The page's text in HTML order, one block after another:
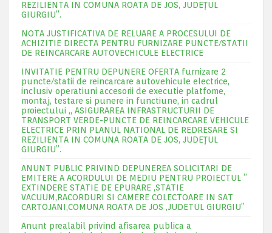
REZILIENTA IN COMUNA ROATA DE JOS, JUDEŢUL
GIURGIU”.
NOTA JUSTIFICATIVA DE RELUARE A PROCESULUI DE
ACHIZITIE DIRECTA PENTRU FURNIZARE PUNCTE/STATII
DE REINCARCARE AUTOVECHICULE ELECTRICE
INVITATIE PENTRU DEPUNERE OFERTA furnizare 2
puncte/statii de reincarcare autovehicule electrice,
inclusiv operatiuni accesorii de executie platfome,
montaj, testare si punere in functiune, in cadrul
proiectului „ ASIGURAREA INFRASTRUCTURII DE
TRANSPORT VERDE-PUNCTE DE REINCARCARE VEHICULE
ELECTRICE PRIN PLANUL NATIONAL DE REDRESARE SI
REZILIENTA IN COMUNA ROATA DE JOS, JUDEŢUL
GIURGIU”.
ANUNT PUBLIC PRIVIND DEPUNEREA SOLICITARI DE
EMITERE A ACORDULUI DE MEDIU PENTRU PROIECTUL ”
EXTINDERE STATIE DE EPURARE ,STATIE
VACUUM,RACORDURI SI CAMERE COLECTOARE IN SAT
CARTOJANI,COMUNA ROATA DE JOS ,JUDETUL GIURGIU”
Anunt prealabil privind afisarea publica a